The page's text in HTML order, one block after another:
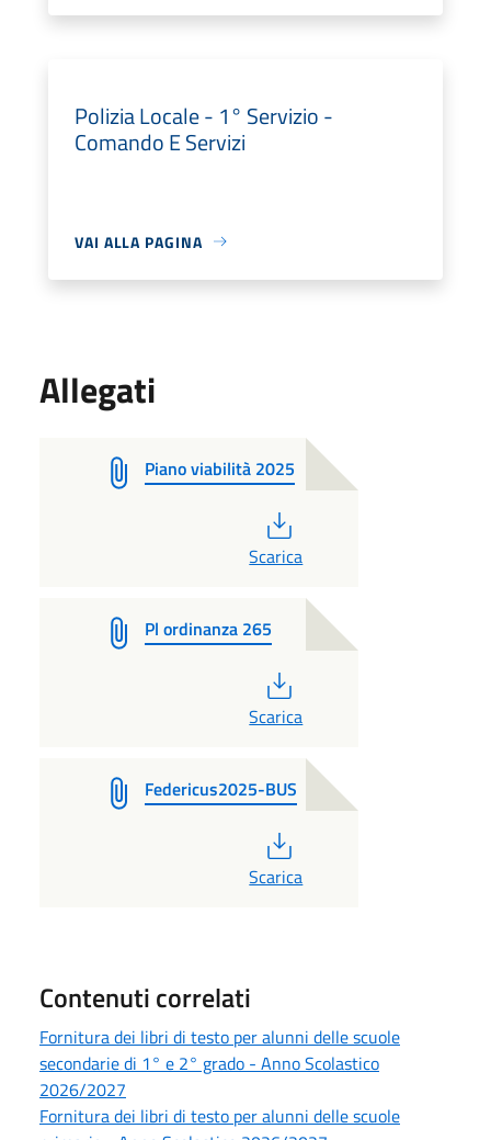
Polizia Locale - 1° Servizio -
Comando E Servizi
VAI ALLA PAGINA
Allegati
Piano viabilità 2025
Scarica
Pl ordinanza 265
Scarica
Federicus2025-BUS
Scarica
Contenuti correlati
Fornitura dei libri di testo per alunni delle scuole
secondarie di 1° e 2° grado - Anno Scolastico
2026/2027
Fornitura dei libri di testo per alunni delle scuole